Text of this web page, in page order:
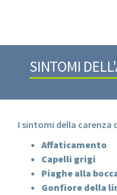
SINTOMI
I sintomi della
Affaticamento
Capelli grigi
Piaghe alla
Gonfiore della